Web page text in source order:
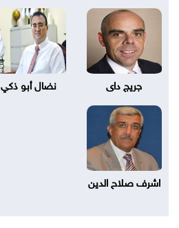
جريج داى نضال أبو ذكي
اشرف صلاح الدين